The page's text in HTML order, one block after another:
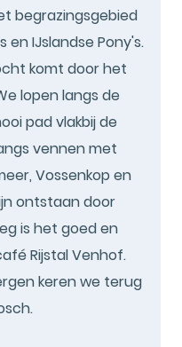
begrazingsgebied
en IJslandse Pony's.
komt door het
lopen langs de
pad vlakbij de
vennen met
Vossenkop en
ontstaan door
is het goed en
Rijstal Venhof.
keren we terug